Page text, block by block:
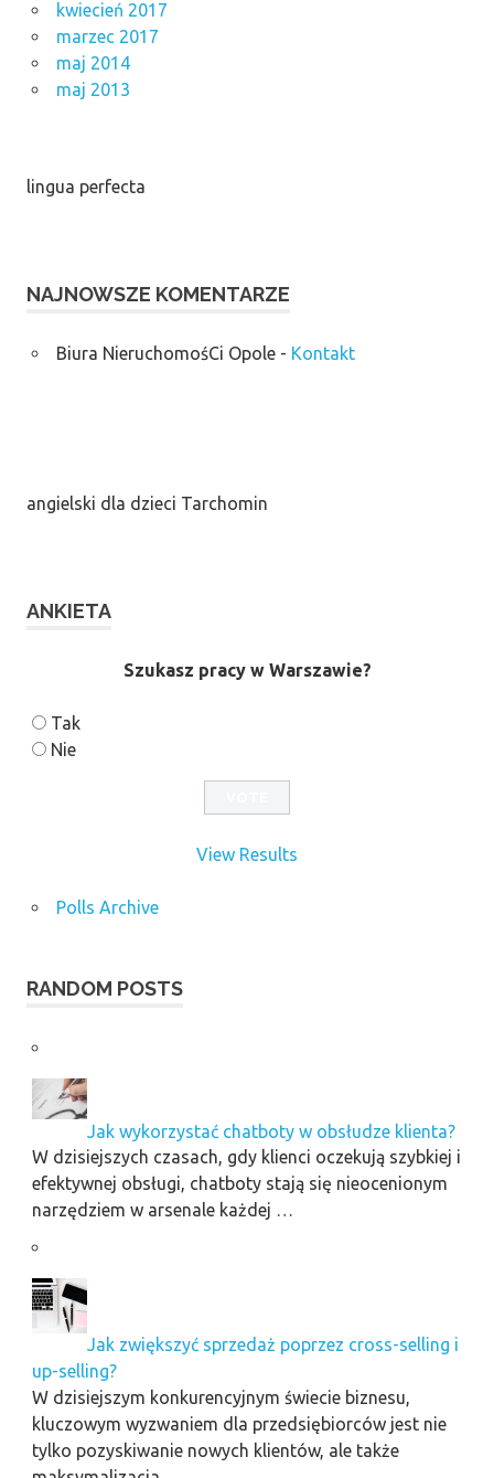
kwiecień 2017
marzec 2017
maj 2014
maj 2013
lingua perfecta
NAJNOWSZE KOMENTARZE
Biura NieruchomośCi Opole- Kontakt
angielski dla dzieci Tarchomin
ANKIETA
Szukasz pracy w Warszawie?
Tak
Nie
View Results
Polls Archive
RANDOM POSTS
Jak wykorzystać chatboty w obsłudze klienta?
W dzisiejszych czasach, gdy klienci oczekują szybkiej i
efektywnej obsługi, chatboty stają się nieocenionym
narzędziem w arsenale każdej …
Jak zwiększyć sprzedaż poprzez cross-selling i
up-selling?
W dzisiejszym konkurencyjnym świecie biznesu,
kluczowym wyzwaniem dla przedsiębiorców jest nie
tylko pozyskiwanie nowych klientów, ale także